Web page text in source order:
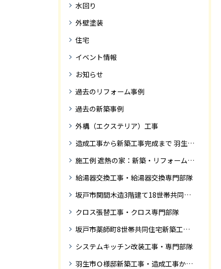
水回り
外壁塗装
住宅
イベント情報
お知らせ
過去のリフォーム事例
過去の新築事例
外構（エクステリア）工事
造成工事から新築工事完成まで 羽生市Ｓ様邸新築工事・
施工例 遮熱の家：新築・リフォーム ドローンにて空撮
給湯器交換工事・給湯器交換専門部隊
坂戸市関間木造3階建て18世帯共同住宅の完成迄紹介
クロス張替工事・クロス専門部隊
坂戸市薬師町8世帯共同住宅新築工事完成迄の紹介です
システムキッチン改装工事・専門部隊
羽生市Ｏ様邸新築工事・造成工事から住宅完成までの紹介